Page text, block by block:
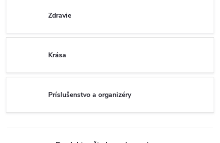
Zdravie
Krása
Príslušenstvo a organizéry